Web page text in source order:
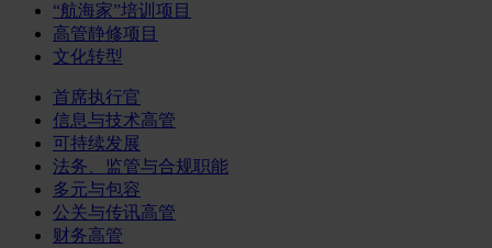
“航海家”培训项目
高管静修项目
文化转型
首席执行官
信息与技术高管
可持续发展
法务、监管与合规职能
多元与包容
公关与传讯高管
财务高管